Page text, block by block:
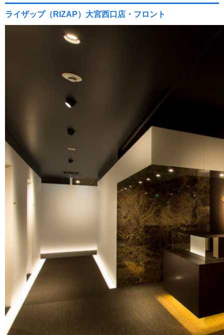
ライザップ（RIZAP）大宮西口店・フロント